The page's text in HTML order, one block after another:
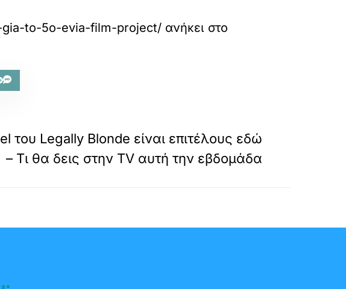
to-5o-evia-film-project/ ανήκει στο
του Legally Blonde είναι επιτέλους εδώ
– Τι θα δεις στην TV αυτή την εβδομάδα